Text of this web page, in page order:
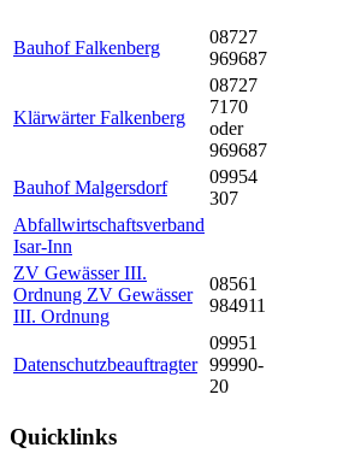
Bauhof Falkenberg
08727
969687
Klärwärter Falkenberg
08727
7170
oder
969687
Bauhof Malgersdorf
09954
307
Abfallwirtschaftsverband
Isar-Inn
ZV Gewässer III.
Ordnung ZV Gewässer
III. Ordnung
08561
984911
Datenschutzbeauftragter
09951
99990-
20
Quicklinks